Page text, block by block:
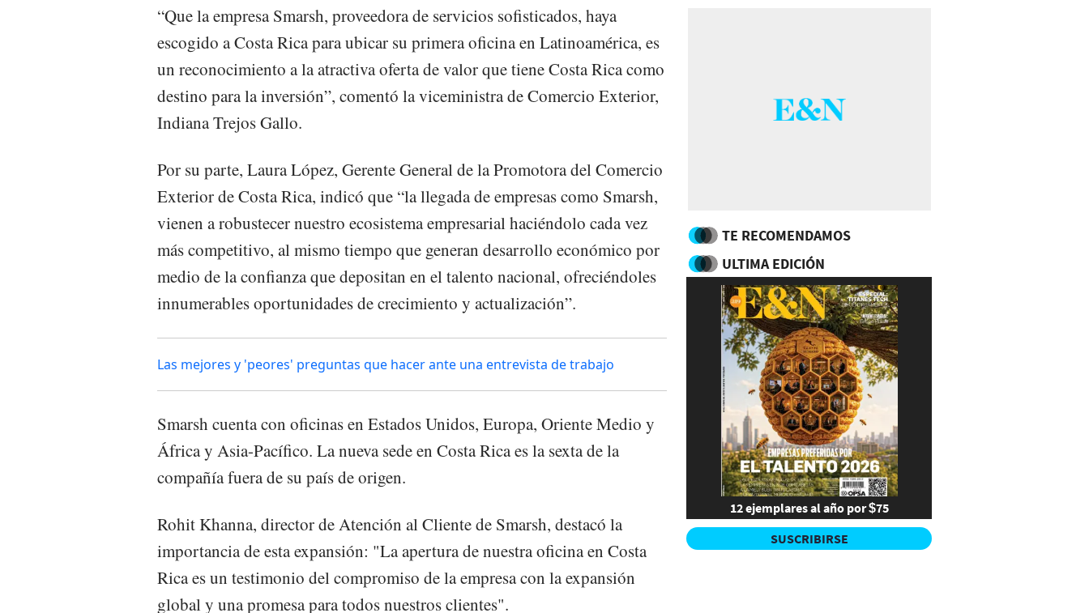
“Que la empresa Smarsh, proveedora de servicios sofisticados, haya
escogido a Costa Rica para ubicar su primera oficina en Latinoamérica, es
un reconocimiento a la atractiva oferta de valor que tiene Costa Rica como
destino para la inversión”, comentó la viceministra de Comercio Exterior,
Indiana Trejos Gallo.
Por su parte, Laura López, Gerente General de la Promotora del Comercio
Exterior de Costa Rica, indicó que “la llegada de empresas como Smarsh,
vienen a robustecer nuestro ecosistema empresarial haciéndolo cada vez
más competitivo, al mismo tiempo que generan desarrollo económico por
medio de la confianza que depositan en el talento nacional, ofreciéndoles
innumerables oportunidades de crecimiento y actualización”.
Las mejores y 'peores' preguntas que hacer ante una entrevista de trabajo
Smarsh cuenta con oficinas en Estados Unidos, Europa, Oriente Medio y
África y Asia-Pacífico. La nueva sede en Costa Rica es la sexta de la
compañía fuera de su país de origen.
Rohit Khanna, director de Atención al Cliente de Smarsh, destacó la
importancia de esta expansión: "La apertura de nuestra oficina en Costa
Rica es un testimonio del compromiso de la empresa con la expansión
global y una promesa para todos nuestros clientes".
TE RECOMENDAMOS
ULTIMA EDICIÓN
12 ejemplares al año por $75
SUSCRIBIRSE